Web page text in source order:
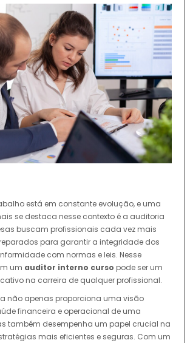
está em constante evolução, e uma
se destaca nesse contexto é a auditoria
buscam profissionais cada vez mais
para garantir a integridade dos
com normas e leis. Nesse
um auditor interno curso pode ser um
na carreira de qualquer profissional.
não apenas proporciona uma visão
financeira e operacional de uma
também desempenha um papel crucial na
mais eficientes e seguras. Com um